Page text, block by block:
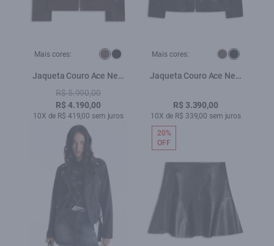
Mais cores:
Jaqueta Couro Ace New
Rider Cafe
R$ 5.990,00
R$ 4.190,00
10X de R$ 419,00 sem juros
Mais cores:
Jaqueta Couro Ace New
R$ 3.390,00
10X de R$ 339,00 sem juros
20%
OFF